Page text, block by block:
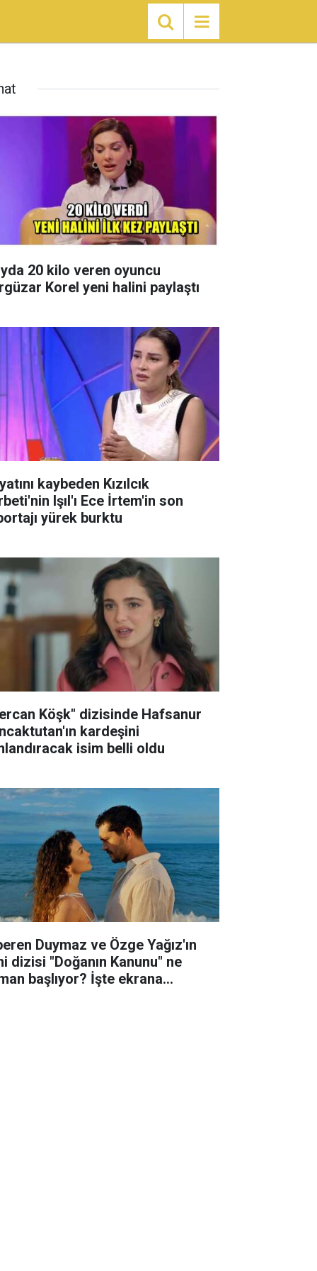
20 kilo veren oyuncu
Korel yeni halini paylaştı
kaybeden Kızılcık
Işıl'ı Ece İrtem'in son
yürek burktu
Köşk" dizisinde Hafsanur
kardeşini
isim belli oldu
Duymaz ve Özge Yağız'ın
dizisi "Doğanın Kanunu" ne
başlıyor? İşte ekrana